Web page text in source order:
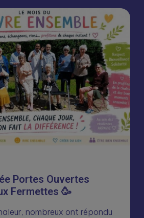
Portes Ouvertes
Fermettes 🥳
nombreux ont répondu